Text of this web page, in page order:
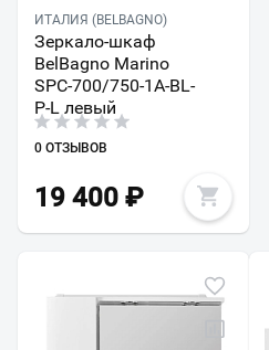
ИТАЛИЯ (BELBAGNO)
Зеркало-шкаф
BelBagno Marino
SPC-700/750-1A-BL-
P-L левый
0 ОТЗЫВОВ
19 400 ₽